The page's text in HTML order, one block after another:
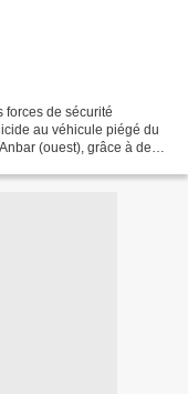
au véhicule piégé du
(ouest), grâce à des